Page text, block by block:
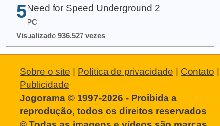
5 Need for Speed Underground 2
PC
Visualizado 936.527 vezes
Sobre o site | Política de privacidade | Contato |
Publicidade
Jogorama © 1997-2026 - Proibida a
reprodução, todos os direitos reservados